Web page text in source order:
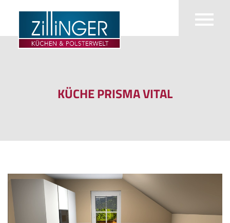
KÜCHE PRISMA VITAL